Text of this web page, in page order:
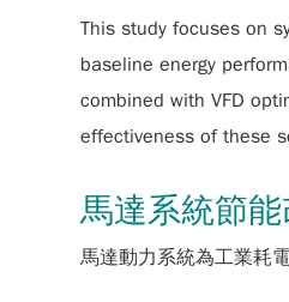
This study focuses on
baseline energy
combined with VFD
effectiveness of these
馬達系統節
馬達動力系統為工業耗